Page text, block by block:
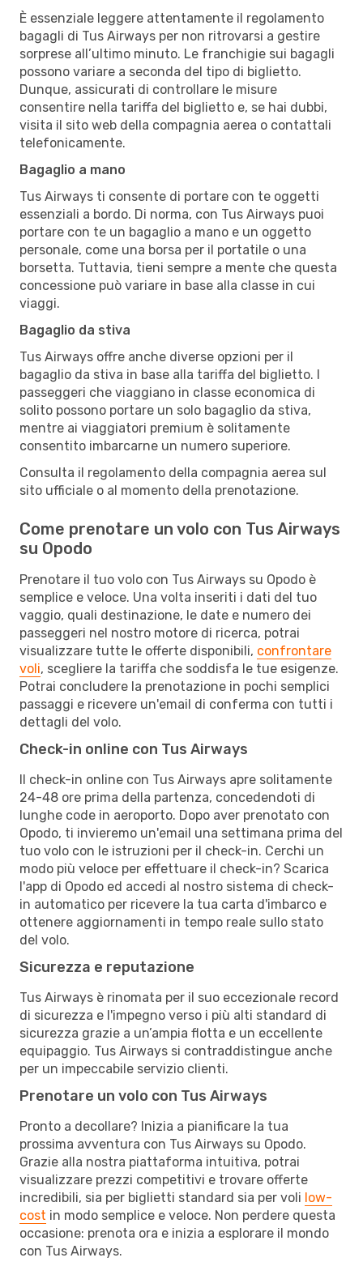
È essenziale leggere attentamente il regolamento
bagagli di Tus Airways per non ritrovarsi a gestire
sorprese all’ultimo minuto. Le franchigie sui bagagli
possono variare a seconda del tipo di biglietto.
Dunque, assicurati di controllare le misure
consentire nella tariffa del biglietto e, se hai dubbi,
visita il sito web della compagnia aerea o contattali
telefonicamente.
Bagaglio a mano
Tus Airways ti consente di portare con te oggetti
essenziali a bordo. Di norma, con Tus Airways puoi
portare con te un bagaglio a mano e un oggetto
personale, come una borsa per il portatile o una
borsetta. Tuttavia, tieni sempre a mente che questa
concessione può variare in base alla classe in cui
viaggi.
Bagaglio da stiva
Tus Airways offre anche diverse opzioni per il
bagaglio da stiva in base alla tariffa del biglietto. I
passeggeri che viaggiano in classe economica di
solito possono portare un solo bagaglio da stiva,
mentre ai viaggiatori premium è solitamente
consentito imbarcarne un numero superiore.
Consulta il regolamento della compagnia aerea sul
sito ufficiale o al momento della prenotazione.
Come prenotare un volo con Tus Airways
su Opodo
Prenotare il tuo volo con Tus Airways su Opodo è
semplice e veloce. Una volta inseriti i dati del tuo
vaggio, quali destinazione, le date e numero dei
passeggeri nel nostro motore di ricerca, potrai
visualizzare tutte le offerte disponibili, confrontare
voli, scegliere la tariffa che soddisfa le tue esigenze.
Potrai concludere la prenotazione in pochi semplici
passaggi e ricevere un'email di conferma con tutti i
dettagli del volo.
Check-in online con Tus Airways
Il check-in online con Tus Airways apre solitamente
24-48 ore prima della partenza, concedendoti di
lunghe code in aeroporto. Dopo aver prenotato con
Opodo, ti invieremo un'email una settimana prima del
tuo volo con le istruzioni per il check-in. Cerchi un
modo più veloce per effettuare il check-in? Scarica
l'app di Opodo ed accedi al nostro sistema di check-
in automatico per ricevere la tua carta d'imbarco e
ottenere aggiornamenti in tempo reale sullo stato
del volo.
Sicurezza e reputazione
Tus Airways è rinomata per il suo eccezionale record
di sicurezza e l'impegno verso i più alti standard di
sicurezza grazie a un’ampia flotta e un eccellente
equipaggio. Tus Airways si contraddistingue anche
per un impeccabile servizio clienti.
Prenotare un volo con Tus Airways
Pronto a decollare? Inizia a pianificare la tua
prossima avventura con Tus Airways su Opodo.
Grazie alla nostra piattaforma intuitiva, potrai
visualizzare prezzi competitivi e trovare offerte
incredibili, sia per biglietti standard sia per voli low-
cost in modo semplice e veloce. Non perdere questa
occasione: prenota ora e inizia a esplorare il mondo
con Tus Airways.